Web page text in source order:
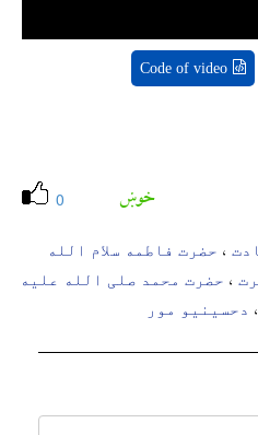
Code of video
0 خوښ
، حضرت فاطمه سلام الله
، حضرت محمد صلی الله علیه
، دحسینیو مور